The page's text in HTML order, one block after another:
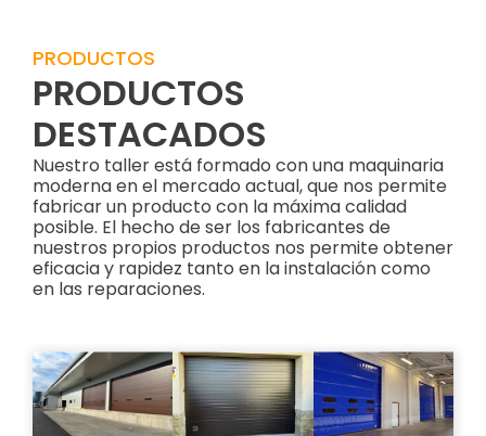
PRODUCTOS
PRODUCTOS
DESTACADOS
Nuestro taller está formado con una maquinaria
moderna en el mercado actual, que nos permite
fabricar un producto con la máxima calidad
posible. El hecho de ser los fabricantes de
nuestros propios productos nos permite obtener
eficacia y rapidez tanto en la instalación como
en las reparaciones.